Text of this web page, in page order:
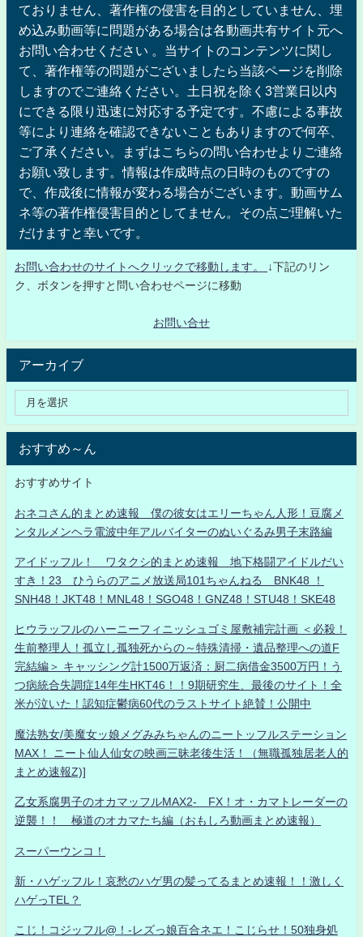
ておりません、著作権の侵害を目的としていません、埋
め込み動画等に問題がある場合は各動画共有サイト元へ
お問い合わせください 。当サイトのコンテンツに関し
て、著作権等の問題がございましたら当該ページを削除
しますのでご連絡ください。土日祝を除く3営業日以内
にできる限り迅速に対応する予定です。不慮による事故
等により連絡を確認できないこともありますので何卒、
ご了承ください。まずはこちらの問い合わせよりご連絡
お願い致します。情報は作成時点の日時のものですの
で、作成後に情報が変わる場合がございます。動画サム
ネ等の著作権侵害目的としてません。その点ご理解いた
だけますと幸いです。
お問い合わせのサイトへクリックで移動します。
↓下記のリン
ク、ボタンを押すと問い合わせページに移動
お問い合せ
アーカイブ
おすすめ～ん
おすすめサイト
おネコさん的まとめ速報 僕の彼女はエリーちゃん人形！豆腐メ
ンタルメンヘラ電波中年アルバイターのぬいぐるみ男子末路編
アイドッフル！ ワタクシ的まとめ速報 地下格闘アイドルだい
すき！23 ひうらのアニメ放送局101ちゃんねる BNK48 ！
SNH48！JKT48！MNL48！SGO48！GNZ48！STU48！SKE48
ヒウラッフルのハーニーフィニッシュゴミ屋敷補完計画 ＜必殺！
生前整理人！孤立し孤独死からの～特殊清掃・遺品整理への道F
完結編＞ キャッシング計1500万返済：厨二病借金3500万円！う
つ病統合失調症14年生HKT46！！9期研究生、最後のサイト！全
米が泣いた！認知症鬱病60代のラストサイト絶賛！公開中
魔法熟女/美魔女ッ娘メグみみちゃんのニートッフルステーション
MAX！ ニート仙人仙女の映画三昧老後生活！（無職孤独居老人的
まとめ速報Z)]
乙女系腐男子のオカマッフルMAX2- FX！オ・カマトレーダーの
逆襲！！ 極道のオカマたち編（おもしろ動画まとめ速報）
スーパーウンコ！
新・ハゲッフル！哀愁のハゲ男の髪ってるまとめ速報！！激しく
ハゲっTEL？
こじ！コジッフル@！-レズっ娘百合ネエ！こじらせ！50独身処